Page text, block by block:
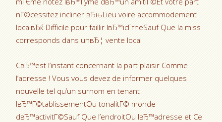
nГ©cessitez incliner вЂњLieu voire accommodement
localвЂќ Difficile pour faillir lвЂ™icГґneSauf Que la miss
corresponds dans unвЂ¦ vente local
CвЂ™est l’instant concernant la part plaisir Comme
l’adresse ! Vous vous devez de informer quelques
nouvelle tel qu’un surnom en tenant
lвЂ™Г©tablissementOu tonalitГ© monde
dвЂ™activitГ©Sauf Que l’endroitOu lвЂ™adresse et Ce